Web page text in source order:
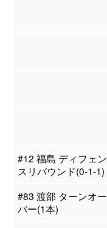
#12 福島 ディフェン
スリバウンド(0-1-1)
#83 渡部 ターンオー
バー(1本)